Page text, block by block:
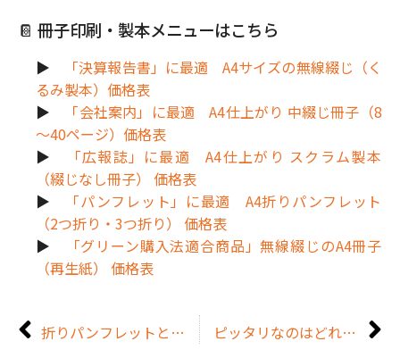
📔 冊子印刷・製本メニューはこちら
▶️
「決算報告書」に最適 A4サイズの無線綴じ（く
るみ製本）価格表
▶️
「会社案内」に最適 A4仕上がり 中綴じ冊子（8
～40ページ）価格表
▶️
「広報誌」に最適 A4仕上がり スクラム製本
（綴じなし冊子） 価格表
▶️
「パンフレット」に最適 A4折りパンフレット
（2つ折り・3つ折り） 価格表
▶️
「グリーン購入法適合商品」無線綴じのA4冊子
（再生紙） 価格表
折りパンフレットと対応封筒サイズの早見表｜サイズと用途の最適な組み合わせを解説 ピッタリなのはどれ？製本方法診断チャート